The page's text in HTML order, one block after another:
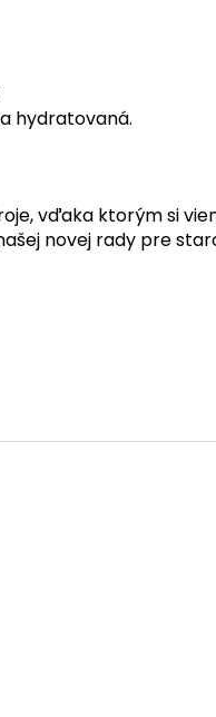
hydratovaná.
vďaka ktorým si
novej rady pre